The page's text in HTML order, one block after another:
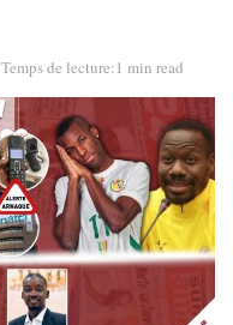
Temps de lecture:1 min read